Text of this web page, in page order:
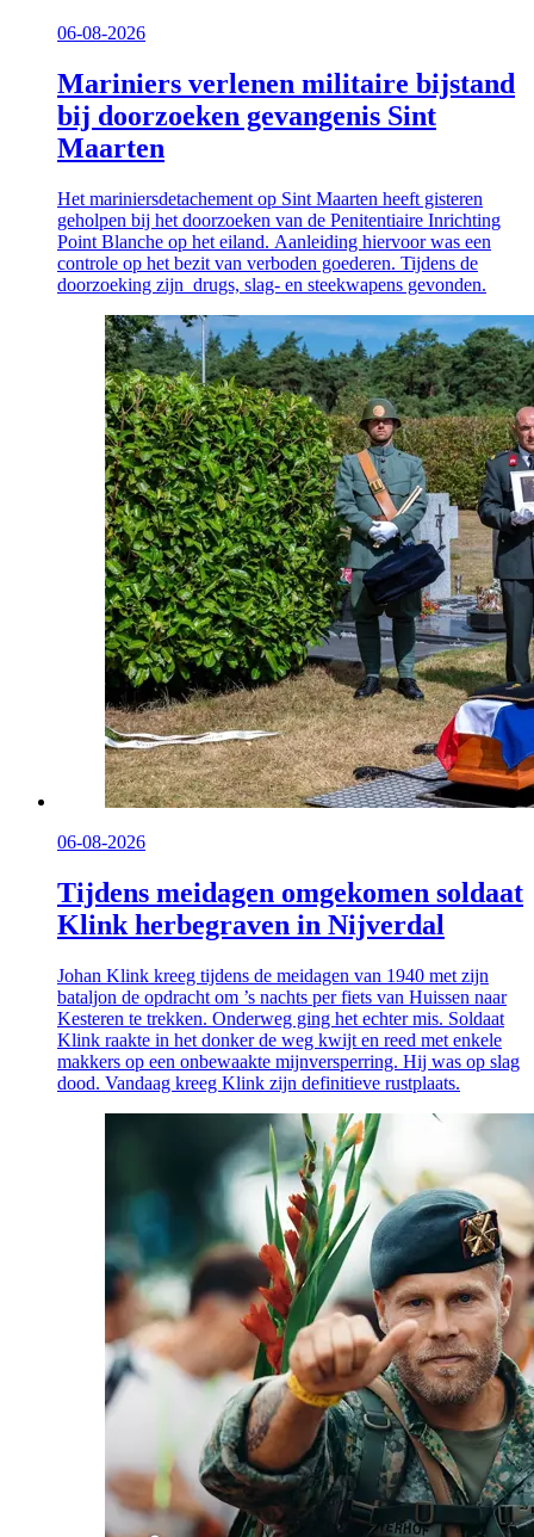
06-08-2026
Mariniers verlenen militaire bijstand
bij doorzoeken gevangenis Sint
Maarten
Het mariniersdetachement op Sint Maarten heeft gisteren
geholpen bij het doorzoeken van de Penitentiaire Inrichting
Point Blanche op het eiland. Aanleiding hiervoor was een
controle op het bezit van verboden goederen. Tijdens de
doorzoeking zijn drugs, slag- en steekwapens gevonden.
06-08-2026
Tijdens meidagen omgekomen soldaat
Klink herbegraven in Nijverdal
Johan Klink kreeg tijdens de meidagen van 1940 met zijn
bataljon de opdracht om ’s nachts per fiets van Huissen naar
Kesteren te trekken. Onderweg ging het echter mis. Soldaat
Klink raakte in het donker de weg kwijt en reed met enkele
makkers op een onbewaakte mijnversperring. Hij was op slag
dood. Vandaag kreeg Klink zijn definitieve rustplaats.